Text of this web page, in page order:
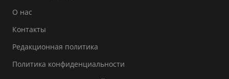
О нас
Контакты
Редакционная политика
Политика конфиденциальности